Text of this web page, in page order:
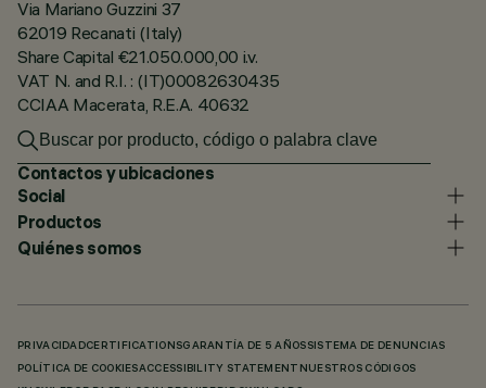
Via Mariano Guzzini 37
62019 Recanati (Italy)
Share Capital €21.050.000,00 i.v.
VAT N. and R.I. : (IT)00082630435
CCIAA Macerata, R.E.A. 40632
Contactos y ubicaciones
Social
Productos
Quiénes somos
PRIVACIDADCERTIFICATIONSGARANTÍA DE 5 AÑOS SISTEMA DE DENUNCIAS
POLÍTICA DE COOKIESACCESSIBILITY STATEMENT NUESTROS CÓDIGOS